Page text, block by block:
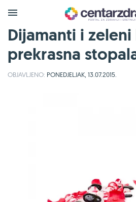
Dijamanti i
prekrasna
OBJAVLJENO: PONEDJELJAK, 13.07.2015.